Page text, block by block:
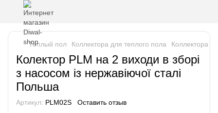
Теплый пол Коллектора для теплого пола Коллектора в
Колектор PLM на 2 виходи в зборі
з насосом із нержавіючої сталі
Польша
Артикул: PLM02S Оставить отзыв